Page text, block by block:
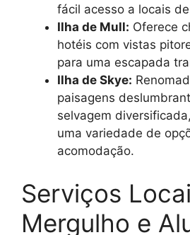
fácil acesso a locais
Ilha de Mull: Oferece
hotéis com vistas
para uma escapada
Ilha de Skye:
paisagens
selvagem
uma variedade de
acomodação.
Serviços
Mergulho e